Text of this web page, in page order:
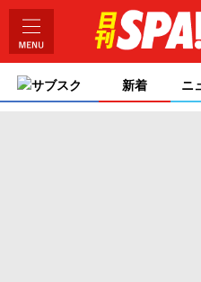
サブスク 新着 ニ